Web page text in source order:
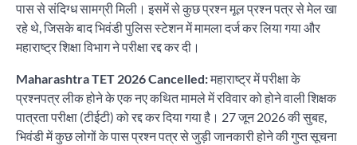
पास से संदिग्ध सामग्री मिली। इसमें से कुछ प्रश्न मूल प्रश्न पत्र से मेल खा
रहे थे, जिसके बाद भिवंडी पुलिस स्टेशन में मामला दर्ज कर लिया गया और
महाराष्ट्र शिक्षा विभाग ने परीक्षा रद्द कर दी।
Maharashtra TET 2026 Cancelled:महाराष्ट्र में परीक्षा के
प्रश्नपत्र लीक होने के एक नए कथित मामले में रविवार को होने वाली शिक्षक
पात्रता परीक्षा (टीईटी) को रद्द कर दिया गया है। 27 जून 2026 की सुबह,
भिवंडी में कुछ लोगों के पास प्रश्न पत्र से जुड़ी जानकारी होने की गुप्त सूचना